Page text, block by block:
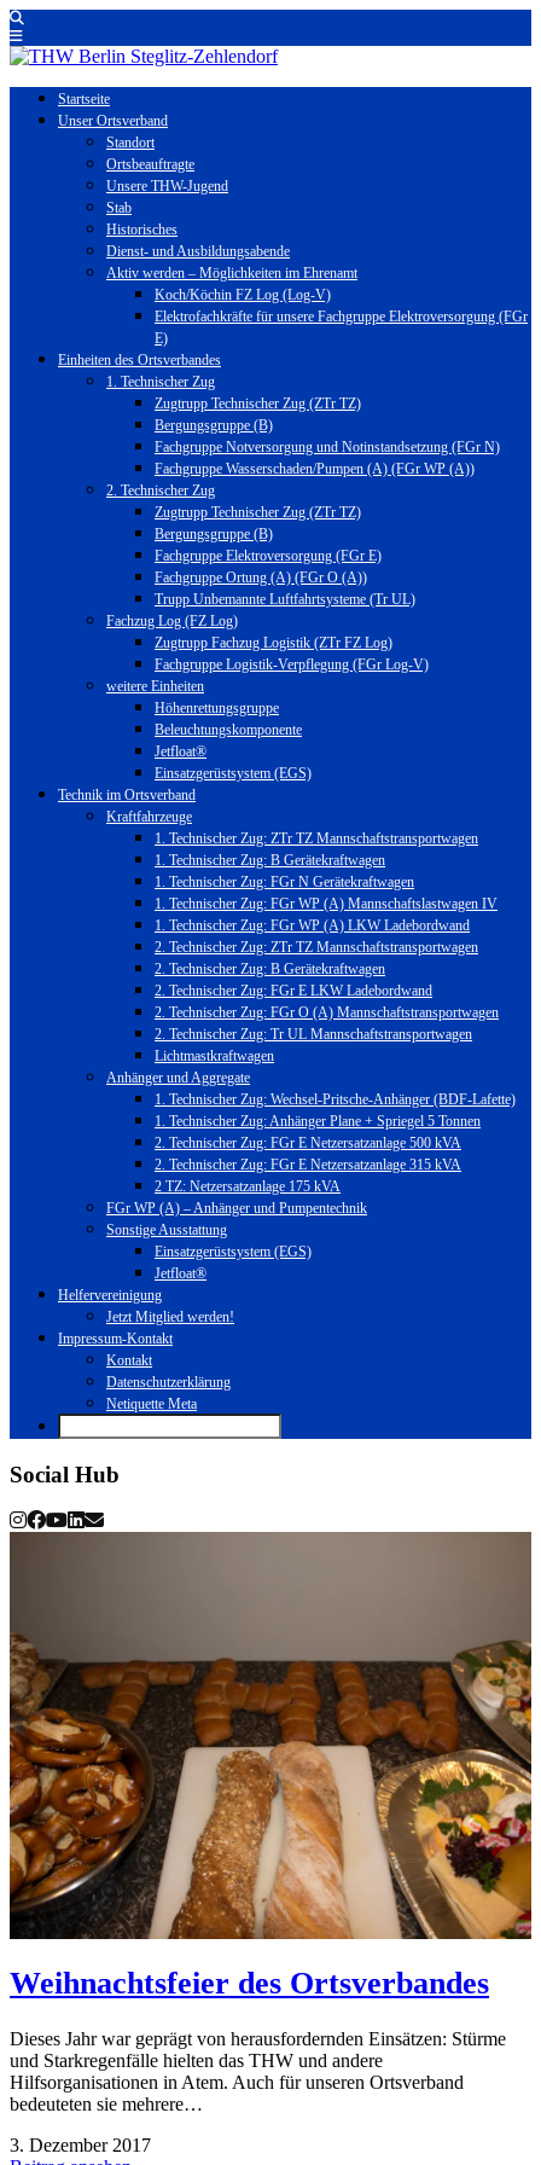
Startseite
Unser Ortsverband
Standort
Ortsbeauftragte
Unsere THW-Jugend
Stab
Historisches
Dienst- und Ausbildungsabende
Aktiv werden – Möglichkeiten im Ehrenamt
Koch/Köchin FZ Log (Log-V)
Elektrofachkräfte für unsere Fachgruppe Elektroversorgung (FGr
E)
Einheiten des Ortsverbandes
1. Technischer Zug
Zugtrupp Technischer Zug (ZTr TZ)
Bergungsgruppe (B)
Fachgruppe Notversorgung und Notinstandsetzung (FGr N)
Fachgruppe Wasserschaden/Pumpen (A) (FGr WP (A))
2. Technischer Zug
Zugtrupp Technischer Zug (ZTr TZ)
Bergungsgruppe (B)
Fachgruppe Elektroversorgung (FGr E)
Fachgruppe Ortung (A) (FGr O (A))
Trupp Unbemannte Luftfahrtsysteme (Tr UL)
Fachzug Log (FZ Log)
Zugtrupp Fachzug Logistik (ZTr FZ Log)
Fachgruppe Logistik-Verpflegung (FGr Log-V)
weitere Einheiten
Höhenrettungsgruppe
Beleuchtungskomponente
Jetfloat®
Einsatzgerüstsystem (EGS)
Technik im Ortsverband
Kraftfahrzeuge
1. Technischer Zug: ZTr TZ Mannschaftstransportwagen
1. Technischer Zug: B Gerätekraftwagen
1. Technischer Zug: FGr N Gerätekraftwagen
1. Technischer Zug: FGr WP (A) Mannschaftslastwagen IV
1. Technischer Zug: FGr WP (A) LKW Ladebordwand
2. Technischer Zug: ZTr TZ Mannschaftstransportwagen
2. Technischer Zug: B Gerätekraftwagen
2. Technischer Zug: FGr E LKW Ladebordwand
2. Technischer Zug: FGr O (A) Mannschaftstransportwagen
2. Technischer Zug: Tr UL Mannschaftstransportwagen
Lichtmastkraftwagen
Anhänger und Aggregate
1. Technischer Zug: Wechsel-Pritsche-Anhänger (BDF-Lafette)
1. Technischer Zug: Anhänger Plane + Spriegel 5 Tonnen
2. Technischer Zug: FGr E Netzersatzanlage 500 kVA
2. Technischer Zug: FGr E Netzersatzanlage 315 kVA
2 TZ: Netzersatzanlage 175 kVA
FGr WP (A) – Anhänger und Pumpentechnik
Sonstige Ausstattung
Einsatzgerüstsystem (EGS)
Jetfloat®
Helfervereinigung
Jetzt Mitglied werden!
Impressum-Kontakt
Kontakt
Datenschutzerklärung
Netiquette Meta
Social Hub
Weihnachtsfeier des Ortsverbandes
Dieses Jahr war geprägt von herausfordernden Einsätzen: Stürme
und Starkregenfälle hielten das THW und andere
Hilfsorganisationen in Atem. Auch für unseren Ortsverband
bedeuteten sie mehrere…
3. Dezember 2017